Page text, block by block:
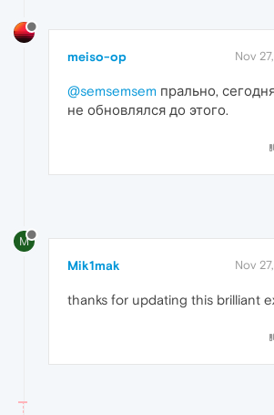
meiso-op Nov
@semsemsem прально,
не обновлялся до этого.
M
Mik1mak Nov
thanks for updating this brilliant